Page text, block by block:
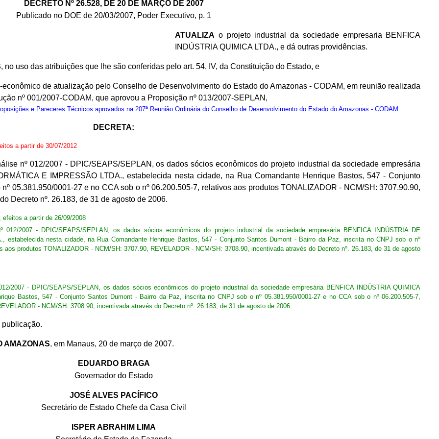
DECRETO Nº 26.528, DE 20 DE MARÇO DE 2007
Publicado no DOE de 20/03/2007, Poder Executivo, p. 1
ATUALIZA o projeto industrial da sociedade empresaria BENFICA
INDÚSTRIA QUIMICA LTDA., e dá outras providências.
, no uso das atribuições que lhe são conferidas pelo art. 54, IV, da Constituição do Estado, e
de atualização pelo Conselho de Desenvolvimento do Estado do Amazonas - CODAM, em reunião realizada
nº 001/2007-CODAM, que aprovou a Proposição nº 013/2007-SEPLAN,
e Pareceres Técnicos aprovados na 207ª Reunião Ordinária do Conselho de Desenvolvimento do Estado do Amazonas - CODAM.
DECRETA:
a partir de 30/07/2012
nº 012/2007 - DPIC/SEAPS/SEPLAN, os dados sócios econômicos do projeto industrial da sociedade empresária
E IMPRESSÃO LTDA., estabelecida nesta cidade, na Rua Comandante Henrique Bastos, 547 - Conjunto
05.381.950/0001-27 e no CCA sob o nº 06.200.505-7, relativos aos produtos TONALIZADOR - NCM/SH: 3707.90.90,
Decreto nº. 26.183, de 31 de agosto de 2006.
efeitos a partir de 26/09/2008
2007 - DPIC/SEAPS/SEPLAN, os dados sócios econômicos do projeto industrial da sociedade empresária BENFICA INDÚSTRIA DE
estabelecida nesta cidade, na Rua Comandante Henrique Bastos, 547 - Conjunto Santos Dumont - Bairro da Paz, inscrita no CNPJ sob o nº
aos produtos TONALIZADOR - NCM/SH: 3707.90, REVELADOR - NCM/SH: 3708.90, incentivada através do Decreto nº. 26.183, de 31 de agosto
2007 - DPIC/SEAPS/SEPLAN, os dados sócios econômicos do projeto industrial da sociedade empresária BENFICA INDÚSTRIA QUIMICA
Bastos, 547 - Conjunto Santos Dumont - Bairro da Paz, inscrita no CNPJ sob o nº 05.381.950/0001-27 e no CCA sob o nº 06.200.505-7,
- NCM/SH: 3708.90, incentivada através do Decreto nº. 26.183, de 31 de agosto de 2006.
AMAZONAS, em Manaus, 20 de março de 2007.
EDUARDO BRAGA
Governador do Estado
JOSÉ ALVES PACÍFICO
Secretário de Estado Chefe da Casa Civil
ISPER ABRAHIM LIMA